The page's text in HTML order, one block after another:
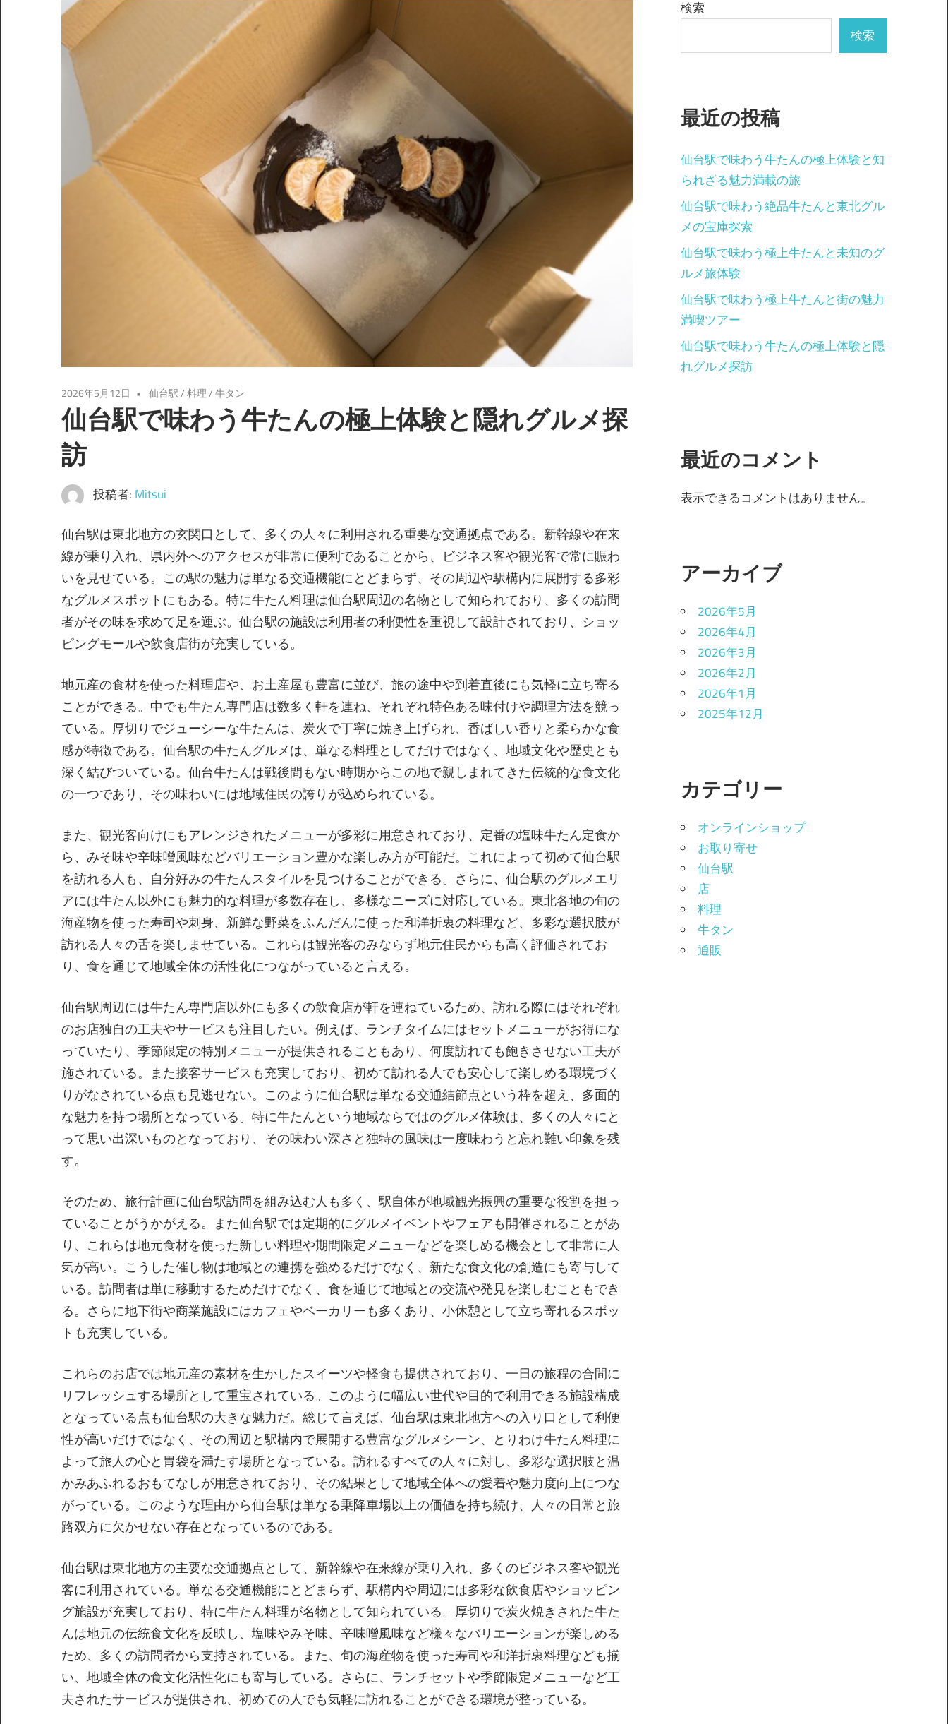
2026年5月12日 仙台駅/料理/牛タン
仙台駅で味わう牛たんの極上体験と隠れグルメ探
訪
投稿者: Mitsui
仙台駅は東北地方の玄関口として、多くの人々に利用される重要な交通拠点である。 新幹線や在来
線が乗り入れ、県内外へのアクセスが非常に便利であることから、ビジネス客や観光客で常に賑わ
いを見せている。この駅の魅力は単なる交通機能にとどまらず、その周辺や駅構内に展開する多彩
なグルメスポットにもある。特に牛たん料理は仙台駅周辺の名物として知られており、多くの訪問
者がその味を求めて足を運ぶ。仙台駅の施設は利用者の利便性を重視して設計されており、ショッ
ピングモールや飲食店街が充実している。
地元産の食材を使った料理店や、お土産屋も豊富に並び、旅の途中や到着直後にも気軽に立ち寄る
ことができる。中でも牛たん専門店は数多く軒を連ね、それぞれ特色ある味付けや調理方法を競っ
ている。厚切りでジューシーな牛たんは、炭火で丁寧に焼き上げられ、香ばしい香りと柔らかな食
感が特徴である。仙台駅の牛たんグルメは、単なる料理としてだけではなく、地域文化や歴史とも
深く結びついている。仙台牛たんは戦後間もない時期からこの地で親しまれてきた伝統的な食文化
の一つであり、その味わいには地域住民の誇りが込められている。
また、観光客向けにもアレンジされたメニューが多彩に用意されており、定番の塩味牛たん定食か
ら、みそ味や辛味噌風味などバリエーション豊かな楽しみ方が可能だ。これによって初めて仙台駅
を訪れる人も、自分好みの牛たんスタイルを見つけることができる。さらに、仙台駅のグルメエリ
アには牛たん以外にも魅力的な料理が多数存在し、多様なニーズに対応している。東北各地の旬の
海産物を使った寿司や刺身、新鮮な野菜をふんだんに使った和洋折衷の料理など、多彩な選択肢が
訪れる人々の舌を楽しませている。これらは観光客のみならず地元住民からも高く評価されてお
り、食を通じて地域全体の活性化につながっていると言える。
仙台駅周辺には牛たん専門店以外にも多くの飲食店が軒を連ねているため、訪れる際にはそれぞれ
のお店独自の工夫やサービスも注目したい。例えば、ランチタイムにはセットメニューがお得にな
っていたり、季節限定の特別メニューが提供されることもあり、何度訪れても飽きさせない工夫が
施されている。また接客サービスも充実しており、初めて訪れる人でも安心して楽しめる環境づく
りがなされている点も見逃せない。このように仙台駅は単なる交通結節点という枠を超え、多面的
な魅力を持つ場所となっている。特に牛たんという地域ならではのグルメ体験は、多くの人々にと
って思い出深いものとなっており、その味わい深さと独特の風味は一度味わうと忘れ難い印象を残
す。
そのため、旅行計画に仙台駅訪問を組み込む人も多く、駅自体が地域観光振興の重要な役割を担っ
ていることがうかがえる。また仙台駅では定期的にグルメイベントやフェアも開催されることがあ
り、これらは地元食材を使った新しい料理や期間限定メニューなどを楽しめる機会として非常に人
気が高い。こうした催し物は地域との連携を強めるだけでなく、新たな食文化の創造にも寄与して
いる。訪問者は単に移動するためだけでなく、食を通じて地域との交流や発見を楽しむこともでき
る。さらに地下街や商業施設にはカフェやベーカリーも多くあり、小休憩として立ち寄れるスポッ
トも充実している。
これらのお店では地元産の素材を生かしたスイーツや軽食も提供されており、一日の旅程の合間に
リフレッシュする場所として重宝されている。このように幅広い世代や目的で利用できる施設構成
となっている点も仙台駅の大きな魅力だ。総じて言えば、仙台駅は東北地方への入り口として利便
性が高いだけではなく、その周辺と駅構内で展開する豊富なグルメシーン、とりわけ牛たん料理に
よって旅人の心と胃袋を満たす場所となっている。訪れるすべての人々に対し、多彩な選択肢と温
かみあふれるおもてなしが用意されており、その結果として地域全体への愛着や魅力度向上につな
がっている。このような理由から仙台駅は単なる乗降車場以上の価値を持ち続け、人々の日常と旅
路双方に欠かせない存在となっているのである。
仙台駅は東北地方の主要な交通拠点として、新幹線や在来線が乗り入れ、多くのビジネス客や観光
客に利用されている。単なる交通機能にとどまらず、駅構内や周辺には多彩な飲食店やショッピン
グ施設が充実しており、特に牛たん料理が名物として知られている。厚切りで炭火焼きされた牛た
んは地元の伝統食文化を反映し、塩味やみそ味、辛味噌風味など様々なバリエーションが楽しめる
ため、多くの訪問者から支持されている。また、旬の海産物を使った寿司や和洋折衷料理なども揃
い、地域全体の食文化活性化にも寄与している。さらに、ランチセットや季節限定メニューなど工
夫されたサービスが提供され、初めての人でも気軽に訪れることができる環境が整っている。
検索
検索
最近の投稿
仙台駅で味わう牛たんの極上体験と知
られざる魅力満載の旅
仙台駅で味わう絶品牛たんと東北グル
メの宝庫探索
仙台駅で味わう極上牛たんと未知のグ
ルメ旅体験
仙台駅で味わう極上牛たんと街の魅力
満喫ツアー
仙台駅で味わう牛たんの極上体験と隠
れグルメ探訪
最近のコメント
表示できるコメントはありません。
アーカイブ
2026年5月
2026年4月
2026年3月
2026年2月
2026年1月
2025年12月
カテゴリー
オンラインショップ
お取り寄せ
仙台駅
店
料理
牛タン
通販